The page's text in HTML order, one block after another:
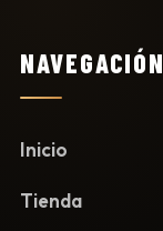
NAVEGACIÓN
Inicio
Tienda